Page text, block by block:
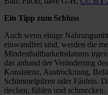
Ein Tipp zum Schluss
Auch wenn einige
einwandfrei sind, werden die
Mindesthaltbarkeitsdatums
das anhand der Veränderung
Konsistenz, Austrocknung,
Schimmelpilzen oder Fäulnis.
riechen, fühlen und schmecken.